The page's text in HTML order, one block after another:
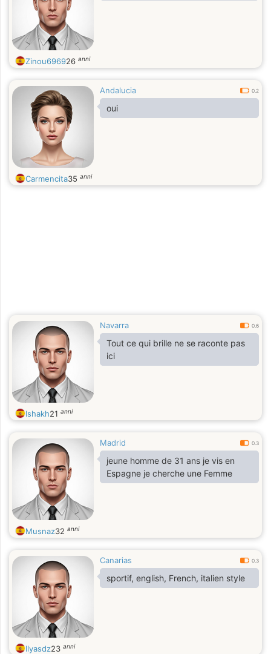
Zinou696926 anni
Andalucia 0.2
oui
Carmencita35 anni
Navarra 0.6
Tout ce qui brille ne se raconte pas
ici
Ishakh21 anni
Madrid 0.3
jeune homme de 31 ans je vis en
Espagne je cherche une Femme
Musnaz32 anni
Canarias 0.3
sportif, english, French, italien style
Ilyasdz23 anni